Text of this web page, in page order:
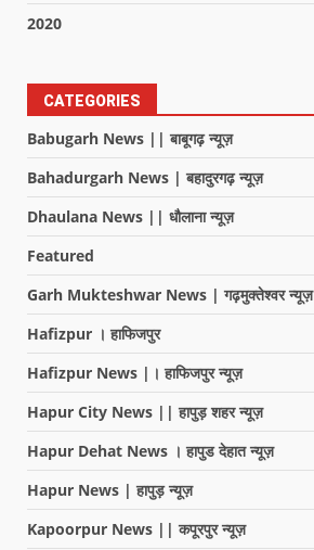
2020
CATEGORIES
Babugarh News || बाबूगढ़ न्यूज़
Bahadurgarh News | बहादुरगढ़ न्यूज़
Dhaulana News || धौलाना न्यूज़
Featured
Garh Mukteshwar News | गढ़मुक्तेश्वर न्यूज़
Hafizpur । हाफिजपुर
Hafizpur News |। हाफिजपुर न्यूज़
Hapur City News || हापुड़ शहर न्यूज़
Hapur Dehat News । हापुड देहात न्यूज़
Hapur News | हापुड़ न्यूज़
Kapoorpur News || कपूरपुर न्यूज़